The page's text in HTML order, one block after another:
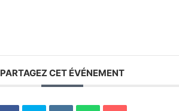
PARTAGEZ CET ÉVÉNEMENT